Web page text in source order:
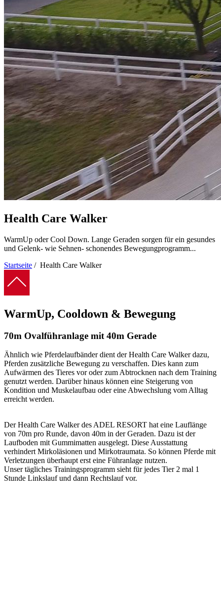
Health Care Walker
WarmUp oder Cool Down. Lange Geraden sorgen für ein gesundes
und Gelenk- wie Sehnen- schonendes Bewegungprogramm...
Pfadnavigation
Startseite / Health Care Walker
WarmUp, Cooldown & Bewegung
70m Ovalführanlage mit 40m Gerade
Ähnlich wie Pferdelaufbänder dient der Health Care Walker dazu,
Pferden zusätzliche Bewegung zu verschaffen. Dies kann zum
Aufwärmen des Tieres vor oder zum Abtrocknen nach dem Training
genutzt werden. Darüber hinaus können eine Steigerung von
Kondition und Muskelaufbau oder eine Abwechslung vom Alltag
erreicht werden.
Der Health Care Walker des ADEL RESORT hat eine Lauflänge
von 70m pro Runde, davon 40m in der Geraden. Dazu ist der
Laufboden mit Gummimatten ausgelegt. Diese Ausstattung
verhindert Mirkoläsionen und Mirkotraumata. So können Pferde mit
Verletzungen überhaupt erst eine Führanlage nutzen.
Unser tägliches Trainingsprogramm sieht für jedes Tier 2 mal 1
Stunde Linkslauf und dann Rechtslauf vor.